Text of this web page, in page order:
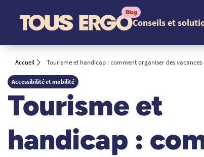
Conseils et
Accueil Tourisme et handicap : comment organiser des vacances
Accessibilité et mobilité
Tourisme et
handicap :